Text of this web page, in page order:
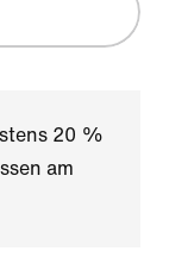
20 %
am